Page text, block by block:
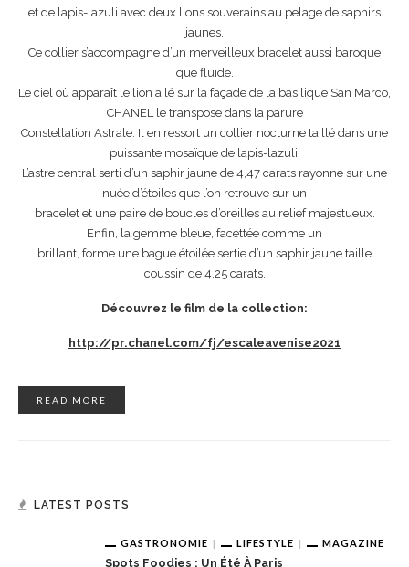
et de lapis-lazuli avec deux lions souverains au pelage de saphirs
jaunes.
Ce collier s’accompagne d’un merveilleux bracelet aussi baroque
que fluide.
Le ciel où apparaît le lion ailé sur la façade de la basilique San Marco,
CHANEL le transpose dans la parure
Constellation Astrale. Il en ressort un collier nocturne taillé dans une
puissante mosaïque de lapis-lazuli.
L’astre central serti d’un saphir jaune de 4,47 carats rayonne sur une
nuée d’étoiles que l’on retrouve sur un
bracelet et une paire de boucles d’oreilles au relief majestueux.
Enfin, la gemme bleue, facettée comme un
brillant, forme une bague étoilée sertie d’un saphir jaune taille
coussin de 4,25 carats.
Découvrez le film de la collection:
http://pr.chanel.com/fj/escaleavenise2021
READ MORE
LATEST POSTS
GASTRONOMIE LIFESTYLE MAGAZINE
Spots Foodies : Un Été À Paris